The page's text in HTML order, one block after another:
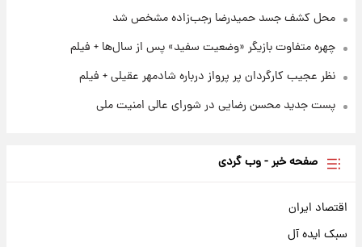
محل کشف جسد حمیدرضا رجب‌زاده مشخص شد
چهره متفاوت بازیگر «وضعیت سفید» پس از سال‌ها + فیلم
نظر عجیب کارگردان پر پرواز درباره شادمهر عقیلی + فیلم
پست جدید محسن رضایی در شورای عالی امنیت ملی
صفحه خبر - وب گردی
اقتصاد ایران
سبک ایده آل